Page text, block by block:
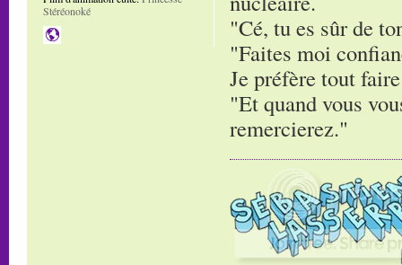
"Cé, tu es sûr de
"Faites moi
Je préfère tout
"Et quand vous
remercierez."
Stéréonoké